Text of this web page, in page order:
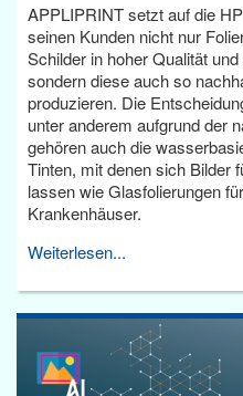
APPLIPRINT setzt auf die
seinen Kunden nicht nur
Schilder in hoher Qualität
sondern diese auch so
produzieren. Die
unter anderem aufgrund der
gehören auch die
Tinten, mit denen sich Bilder
lassen wie Glasfolierungen
Krankenhäuser.
Weiterlesen...